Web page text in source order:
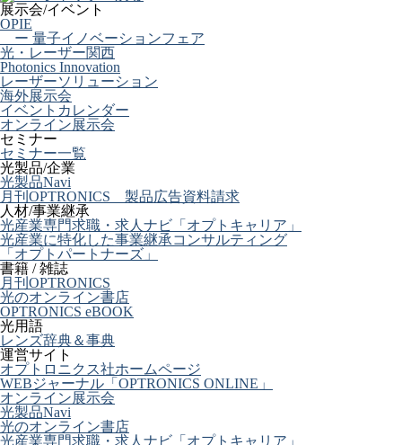
展示会/イベント
OPIE
ー 量子イノベーションフェア
光・レーザー関西
Photonics Innovation
レーザーソリューション
海外展示会
イベントカレンダー
オンライン展示会
セミナー
セミナー一覧
光製品/企業
光製品Navi
月刊OPTRONICS 製品広告資料請求
人材/事業継承
光産業専門求職・求人ナビ「オプトキャリア」
光産業に特化した事業継承コンサルティング
「オプトパートナーズ」
書籍 / 雑誌
月刊OPTRONICS
光のオンライン書店
OPTRONICS eBOOK
光用語
レンズ辞典＆事典
運営サイト
オプトロニクス社ホームページ
WEBジャーナル「OPTRONICS ONLINE」
オンライン展示会
光製品Navi
光のオンライン書店
光産業専門求職・求人ナビ「オプトキャリア」